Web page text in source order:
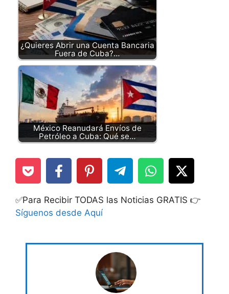
¿Quieres Abrir una Cuenta Bancaria
Fuera de Cuba?…
México Reanudará Envíos de
Petróleo a Cuba: Qué se…
✅Para Recibir TODAS las Noticias GRATIS 👉
Síguenos desde Aquí